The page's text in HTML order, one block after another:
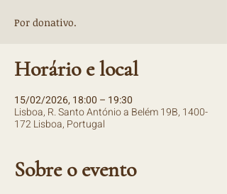
Por donativo.
Horário e local
15/02/2026, 18:00 – 19:30
Lisboa, R. Santo António a Belém 19B, 1400-
172 Lisboa, Portugal
Sobre o evento